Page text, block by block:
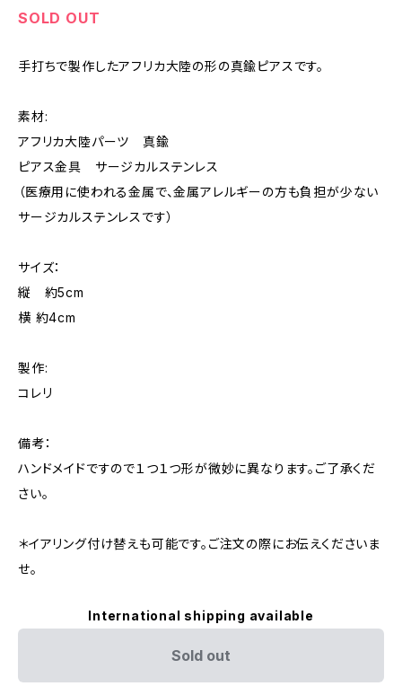
SOLD OUT
手打ちで製作したアフリカ大陸の形の真鍮ピアスです。
素材:
アフリカ大陸パーツ 真鍮
ピアス金具 サージカルステンレス
（医療用に使われる金属で、金属アレルギーの方も負担が少ない
サージカルステンレスです）
サイズ：
縦 約5cm
横 約4cm
製作:
コレリ
備考：
ハンドメイドですので１つ１つ形が微妙に異なります。ご了承くだ
さい。
＊イアリング付け替えも可能です。ご注文の際にお伝えくださいま
せ。
International shipping available
Sold out